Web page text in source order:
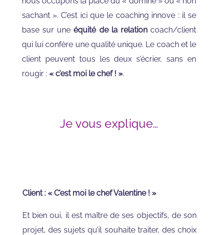
sachant ». C’est ici que le coaching innove : il se
base sur uneéquité de la relation coach/client
qui lui confère une qualité unique. Le coach et le
client peuvent tous les deux s’écrier, sans en
rougir : « c’est moi le chef ! ».
Je vous explique…
Client : « C’est moi le chef Valentine ! »
Et bien oui, il est maître de ses objectifs, de son
projet, des sujets qu’il souhaite traiter, des choix